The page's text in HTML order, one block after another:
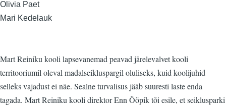
Olivia Paet
Mari Kedelauk
Mart Reiniku kooli lapsevanemad peavad järelevalvet kooli
territooriumil oleval madalseikluspargil oluliseks, kuid koolijuhid
selleks vajadust ei näe. Sealne turvalisus jääb suuresti laste enda
tagada. Mart Reiniku kooli direktor Enn Ööpik tõi esile, et seiklusparki